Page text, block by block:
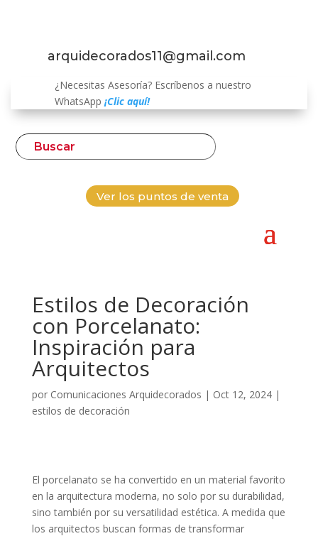
arquidecorados11@gmail.com
¿Necesitas Asesoría? Escríbenos a nuestro
WhatsApp ¡Clic aquí!
Ver los puntos de venta
Estilos de Decoración
con Porcelanato:
Inspiración para
Arquitectos
por Comunicaciones Arquidecorados | Oct 12, 2024|
estilos de decoración
El porcelanato se ha convertido en un material favorito
en la arquitectura moderna, no solo por su durabilidad,
sino también por su versatilidad estética. A medida que
los arquitectos buscan formas de transformar